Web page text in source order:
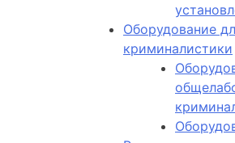
Оборудование
криминалистики